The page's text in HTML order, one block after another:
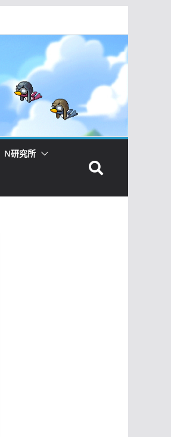
N研究所